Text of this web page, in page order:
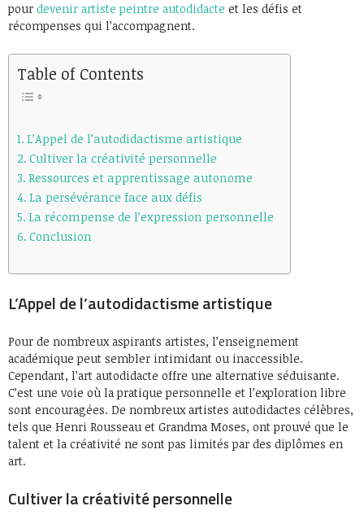
pour devenir artiste peintre autodidacte et les défis et
récompenses qui l’accompagnent.
Table of Contents
L’Appel de l’autodidactisme artistique
Cultiver la créativité personnelle
Ressources et apprentissage autonome
La persévérance face aux défis
La récompense de l’expression personnelle
Conclusion
L’Appel de l’autodidactisme artistique
Pour de nombreux aspirants artistes, l’enseignement
académique peut sembler intimidant ou inaccessible.
Cependant, l’art autodidacte offre une alternative séduisante.
C’est une voie où la pratique personnelle et l’exploration libre
sont encouragées. De nombreux artistes autodidactes célèbres,
tels que Henri Rousseau et Grandma Moses, ont prouvé que le
talent et la créativité ne sont pas limités par des diplômes en
art.
Cultiver la créativité personnelle